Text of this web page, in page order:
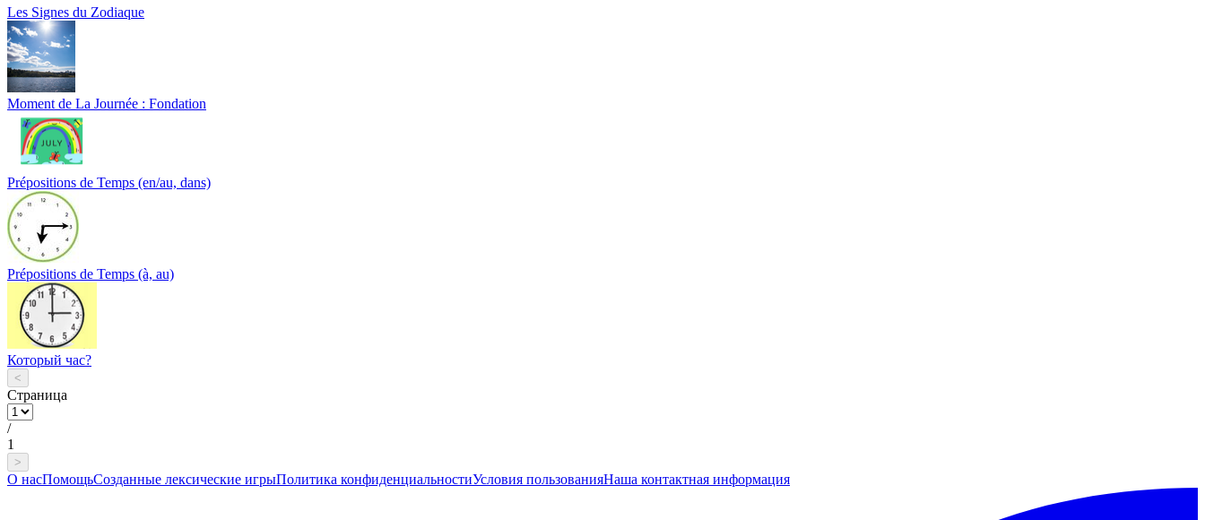
Les Signes du Zodiaque
Moment de La Journée : Fondation
Prépositions de Temps (en/au, dans)
Prépositions de Temps (à, au)
Который час?
<
Страница
/
1
>
О насПомощьСозданные лексические игрыПолитика конфиденциальностиУсловия пользованияНаша контактная информация